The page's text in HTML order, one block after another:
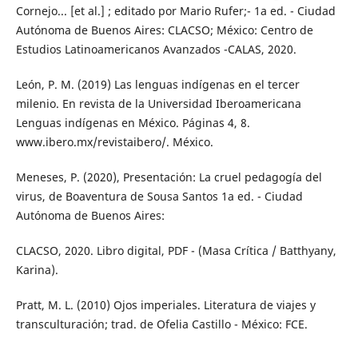
Cornejo... [et al.] ; editado por Mario Rufer;- 1a ed. - Ciudad
Autónoma de Buenos Aires: CLACSO; México: Centro de
Estudios Latinoamericanos Avanzados -CALAS, 2020.
León, P. M. (2019) Las lenguas indígenas en el tercer
milenio. En revista de la Universidad Iberoamericana
Lenguas indígenas en México. Páginas 4, 8.
www.ibero.mx/revistaibero/. México.
Meneses, P. (2020), Presentación: La cruel pedagogía del
virus, de Boaventura de Sousa Santos 1a ed. - Ciudad
Autónoma de Buenos Aires:
CLACSO, 2020. Libro digital, PDF - (Masa Crítica / Batthyany,
Karina).
Pratt, M. L. (2010) Ojos imperiales. Literatura de viajes y
transculturación; trad. de Ofelia Castillo - México: FCE.